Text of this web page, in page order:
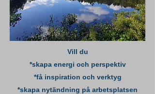
Vill du
*skapa energi och perspektiv
*få inspiration och verktyg
*skapa nytändning på arbetsplatsen